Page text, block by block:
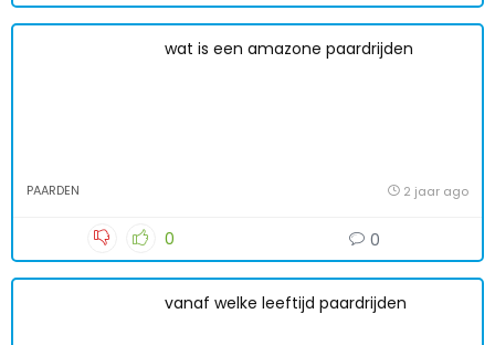
wat is een amazone paardrijden
PAARDEN 2 jaar ago
0 0
vanaf welke leeftijd paardrijden